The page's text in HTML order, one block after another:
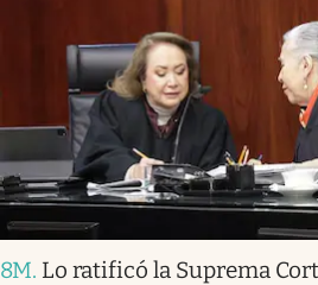
8M. Lo ratificó la Suprema